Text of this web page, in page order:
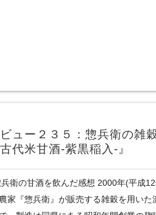
ュー２３５：惣兵衛の雑
代米甘酒-紫黒稲入-』
衛の甘酒を飲んだ感想 2000年(平成
家『惣兵衛』が販売する雑穀を用いた